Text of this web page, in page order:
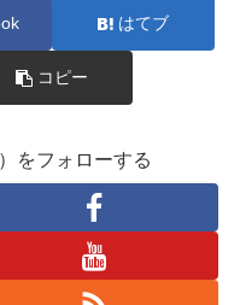
はてブ
コピー
をフォローする